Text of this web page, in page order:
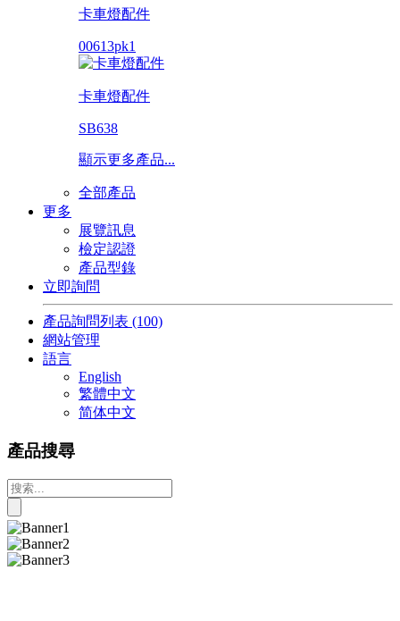
卡車燈配件
00613pk1
卡車燈配件
SB638
顯示更多產品...
全部產品
更多
展覽訊息
檢定認證
產品型錄
立即詢問
產品詢問列表 (100)
網站管理
語言
English
繁體中文
简体中文
產品搜尋